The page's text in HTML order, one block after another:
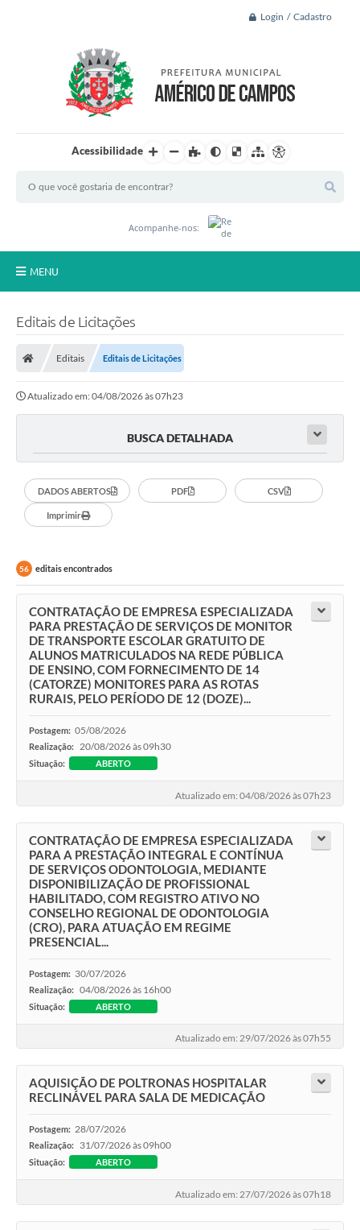
Login / Cadastro
Acessibilidade
Acompanhe-nos:
MENU
PORTAL DA EDUCAÇÃO
Transparência
PUBLICIDADE DOS AGENDAMENTOS DOS CENTROS
COMUNITÁRIOS
Prestação de Contas
Estrutura Administrativa e Competências
Carta de Serviços
e-SIC
Notícias
Sugestões ao Orçamento Municipal
Perguntas e Respostas Mais Frequentes
Estatísticas
Legislação
VTN - Valor da Terra Nua
Galeria de Fotos
Editais
Telefones Úteis
Fale Conosco
Editais de Licitações
Editais Editais de Licitações
Atualizado em: 04/08/2026 às 07h23
BUSCA DETALHADA
DADOS ABERTOS PDF CSV
Imprimir
56 editais encontrados
CONTRATAÇÃO DE EMPRESA ESPECIALIZADA
PARA PRESTAÇÃO DE SERVIÇOS DE MONITOR
DE TRANSPORTE ESCOLAR GRATUITO DE
ALUNOS MATRICULADOS NA REDE PÚBLICA
DE ENSINO, COM FORNECIMENTO DE 14
(CATORZE) MONITORES PARA AS ROTAS
RURAIS, PELO PERÍODO DE 12 (DOZE)...
Postagem: 05/08/2026
Realização: 20/08/2026 às 09h30
Situação: ABERTO
Atualizado em: 04/08/2026 às 07h23
CONTRATAÇÃO DE EMPRESA ESPECIALIZADA
PARA A PRESTAÇÃO INTEGRAL E CONTÍNUA
DE SERVIÇOS ODONTOLOGIA, MEDIANTE
DISPONIBILIZAÇÃO DE PROFISSIONAL
HABILITADO, COM REGISTRO ATIVO NO
CONSELHO REGIONAL DE ODONTOLOGIA
(CRO), PARA ATUAÇÃO EM REGIME
PRESENCIAL...
Postagem: 30/07/2026
Realização: 04/08/2026 às 16h00
Situação: ABERTO
Atualizado em: 29/07/2026 às 07h55
AQUISIÇÃO DE POLTRONAS HOSPITALAR
RECLINÁVEL PARA SALA DE MEDICAÇÃO
Postagem: 28/07/2026
Realização: 31/07/2026 às 09h00
Situação: ABERTO
Atualizado em: 27/07/2026 às 07h18